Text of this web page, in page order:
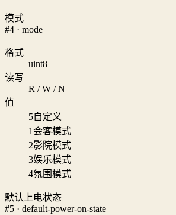
模式
#4 · mode
格式
uint8
读写
R / W / N
值
5自定义
1 会客模式
2影院模式
3娱乐模式
4氛围模式
默认上电状态
#5 · default-power-on-state